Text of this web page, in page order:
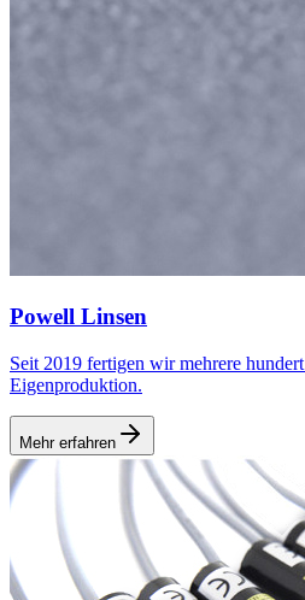
Powell Linsen
Seit 2019 fertigen wir mehrere
Eigenproduktion.
Mehr erfahren